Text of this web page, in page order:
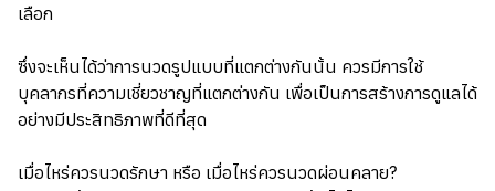
เลือก
ซึ่งจะเห็นได้ว่าการนวดรูปแบบที่แตกต่างกันนั้น ควรมีการใช้
บุคลากรที่ความเชี่ยวชาญที่แตกต่างกัน เพื่อเป็นการสร้างการดูแลได้
อย่างมีประสิทธิภาพที่ดีที่สุด
เมื่อไหร่ควรนวดรักษา หรือ เมื่อไหร่ควรนวดผ่อนคลาย?